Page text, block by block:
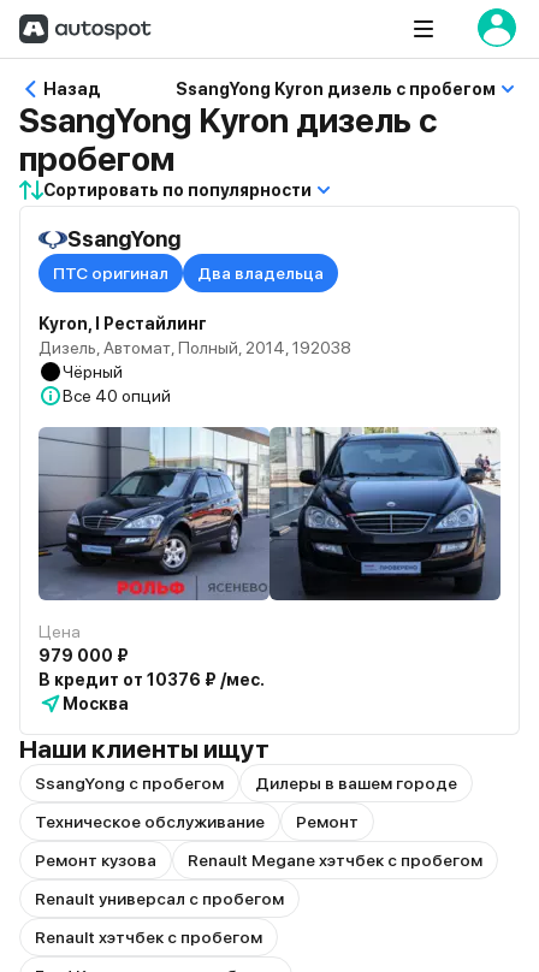
Назад SsangYong Kyron дизель с пробегом
SsangYong Kyron дизель с
пробегом
Сортировать по популярности
SsangYong
ПТС оригинал Два владельца
Kyron, I Рестайлинг
Дизель, Автомат, Полный, 2014, 192038
Чёрный
Все 40 опций
Цена
979 000 ₽
В кредит от 10376 ₽ /мес.
Москва
Наши клиенты ищут
SsangYong с пробегом
Дилеры в вашем городе
Техническое обслуживание
Ремонт
Ремонт кузова
Renault Megane хэтчбек с пробегом
Renault универсал с пробегом
Renault хэтчбек с пробегом